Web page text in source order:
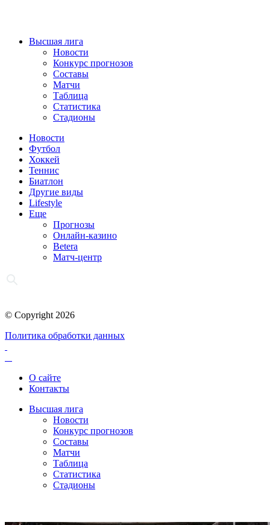
Высшая лига
Новости
Конкурс прогнозов
Составы
Матчи
Таблица
Статистика
Стадионы
Новости
Футбол
Хоккей
Теннис
Биатлон
Другие виды
Lifestyle
Еще
Прогнозы
Онлайн-казино
Betera
Матч-центр
© Copyright 2026
Политика обработки данных
О сайте
Контакты
Высшая лига
Новости
Конкурс прогнозов
Составы
Матчи
Таблица
Статистика
Стадионы